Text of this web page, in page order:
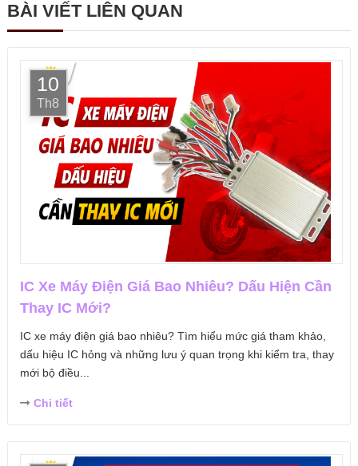
BÀI VIẾT LIÊN QUAN
10
Th8
IC Xe Máy Điện Giá Bao Nhiêu? Dấu Hiện Cần
Thay IC Mới?
IC xe máy điện giá bao nhiêu? Tìm hiểu mức giá tham khảo,
dấu hiệu IC hỏng và những lưu ý quan trọng khi kiểm tra, thay
mới bộ điều...
Chi tiết